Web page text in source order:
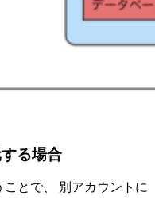
る場合
とで、 別アカウントに